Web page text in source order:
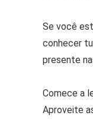
Se você
conhecer
presente
Comece a
Aproveite